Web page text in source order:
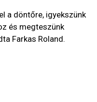
a döntőre, igyekszünk
és megteszünk
Farkas Roland.